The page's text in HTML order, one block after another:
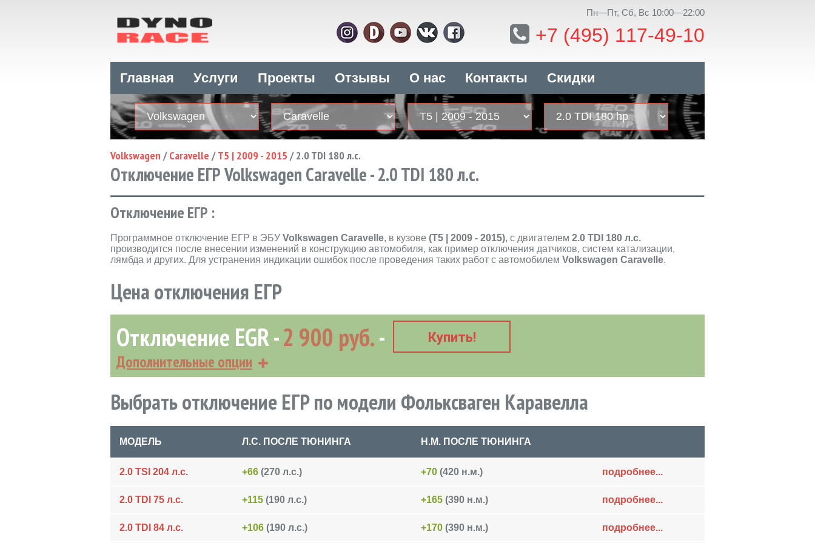
Пн—Пт, Сб, Вс 10:00—22:00
+7 (495) 117-49-10
Главная Услуги Проекты Отзывы О нас Контакты Скидки
Volkswagen /Caravelle /T5 | 2009 - 2015 /2.0 TDI 180 л.с.
Отключение ЕГР Volkswagen Caravelle - 2.0 TDI 180 л.с.
Отключение ЕГР :
Программное отключение ЕГР в ЭБУ Volkswagen Caravelle, в кузове (T5 | 2009 - 2015), с двигателем 2.0 TDI 180 л.с.
производится после внесении изменений в конструкцию автомобиля, как пример отключения датчиков, систем катализации,
лямбда и других. Для устранения индикации ошибок после проведения таких работ с автомобилем Volkswagen Caravelle.
Цена отключения ЕГР
Отключение EGR 2 900 руб. Купить!
Дополнительные опции
Выбрать отключение ЕГР по модели Фольксваген Каравелла
МОДЕЛЬ Л.С. ПОСЛЕ ТЮНИНГА Н.М. ПОСЛЕ ТЮНИНГА
2.0 TSI 204 л.с. +66 (270 л.с.) +70 (420 н.м.) подробнее...
2.0 TDI 75 л.с. +115 (190 л.с.) +165 (390 н.м.) подробнее...
2.0 TDI 84 л.с. +106 (190 л.с.) +170 (390 н.м.) подробнее...